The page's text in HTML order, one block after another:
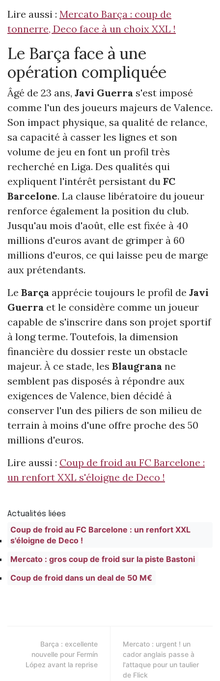
Lire aussi : Mercato Barça : coup de
tonnerre, Deco face à un choix XXL !
Le Barça face à une
opération compliquée
Âgé de 23 ans, Javi Guerra s'est imposé
comme l'un des joueurs majeurs de Valence.
Son impact physique, sa qualité de relance,
sa capacité à casser les lignes et son
volume de jeu en font un profil très
recherché en Liga. Des qualités qui
expliquent l'intérêt persistant du FC
Barcelone. La clause libératoire du joueur
renforce également la position du club.
Jusqu'au mois d'août, elle est fixée à 40
millions d'euros avant de grimper à 60
millions d'euros, ce qui laisse peu de marge
aux prétendants.
Le Barça apprécie toujours le profil de Javi
Guerra et le considère comme un joueur
capable de s'inscrire dans son projet sportif
à long terme. Toutefois, la dimension
financière du dossier reste un obstacle
majeur. À ce stade, les Blaugrana ne
semblent pas disposés à répondre aux
exigences de Valence, bien décidé à
conserver l'un des piliers de son milieu de
terrain à moins d'une offre proche des 50
millions d'euros.
Lire aussi : Coup de froid au FC Barcelone :
un renfort XXL s'éloigne de Deco !
Actualités liées
Coup de froid au FC Barcelone : un renfort XXL
s'éloigne de Deco !
Mercato : gros coup de froid sur la piste Bastoni
Coup de froid dans un deal de 50 M€
Barça : excellente
nouvelle pour Fermín
López avant la reprise
Mercato : urgent ! un
cador anglais passe à
l'attaque pour un taulier
de Flick